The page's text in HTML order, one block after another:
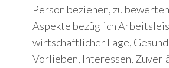
Person beziehen, zu
Aspekte bezüglich
wirtschaftlicher Lage,
Vorlieben, Interessen,